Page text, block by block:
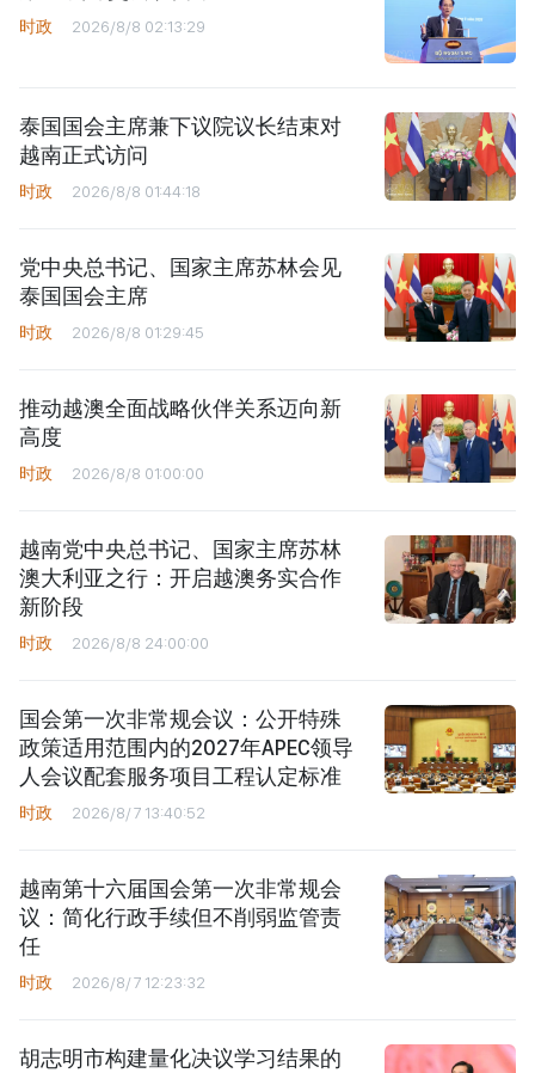
时政 2026/8/8 02:13:29
泰国国会主席兼下议院议长结束对
越南正式访问
时政 2026/8/8 01:44:18
党中央总书记、国家主席苏林会见
泰国国会主席
时政 2026/8/8 01:29:45
推动越澳全面战略伙伴关系迈向新
高度
时政 2026/8/8 01:00:00
越南党中央总书记、国家主席苏林
澳大利亚之行：开启越澳务实合作
新阶段
时政 2026/8/8 24:00:00
国会第一次非常规会议：公开特殊
政策适用范围内的2027年APEC领导
人会议配套服务项目工程认定标准
时政 2026/8/7 13:40:52
越南第十六届国会第一次非常规会
议：简化行政手续但不削弱监管责
任
时政 2026/8/7 12:23:32
胡志明市构建量化决议学习结果的